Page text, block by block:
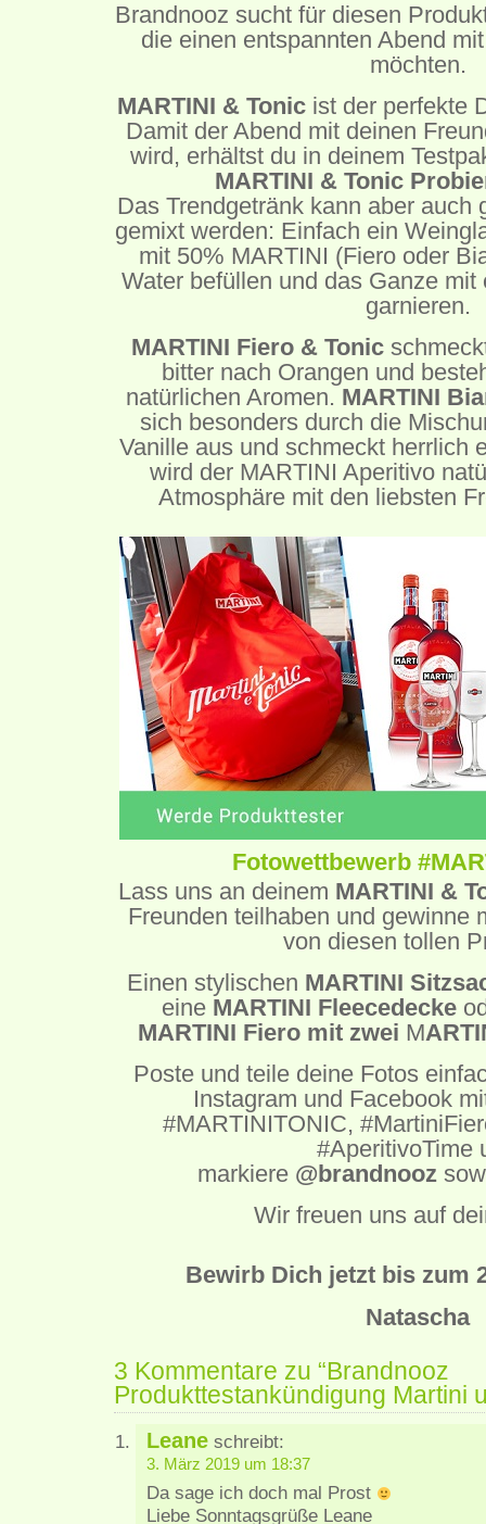
Brandnooz sucht für diesen
die einen entspannten Abend
möchten.
MARTINI & Tonicist der perfekte
Damit der Abend mit deinen
wird, erhältst du in deinem
MARTINI & Tonic
Das Trendgetränk kann aber auch
gemixt werden: Einfach ein
mit 50% MARTINI (Fiero oder
Water befüllen und das Ganze
garnieren.
MARTINI Fiero & Tonic
bitter nach Orangen und
natürlichen Aromen. MARTINI
sich besonders durch die
Vanille aus und schmeckt herrlich
wird der MARTINI Aperitivo
Atmosphäre mit den liebsten
Fotowettbewerb
Lass uns an deinem MARTINI &
Freunden teilhaben und gewinne
von diesen tollen
Einen stylischen MARTINI
eine MARTINI Fleecedecke
MARTINI Fiero mit zwei M
Poste und teile deine Fotos
Instagram und Facebook
#MARTINITONIC,
#AperitivoTime
markiere @brandnooz
Wir freuen uns auf
Bewirb Dich jetzt bis zum
Natascha
3 Kommentare zu “Brandnooz
Produkttestankündigung Martini
Leane schreibt:
3. März 2019 um 18:37
Da sage ich doch mal Prost
Liebe Sonntagsgrüße Leane